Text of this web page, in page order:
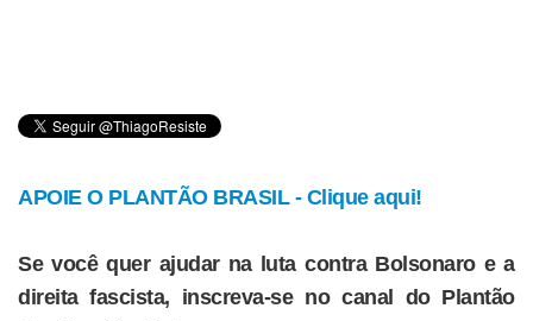
APOIE O PLANTÃO BRASIL - Clique aqui!
Se você quer ajudar na luta contra Bolsonaro e a
direita fascista, inscreva-se no canal do Plantão